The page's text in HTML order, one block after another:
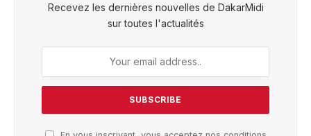
Recevez les dernières nouvelles de DakarMidi
sur toutes l'actualités